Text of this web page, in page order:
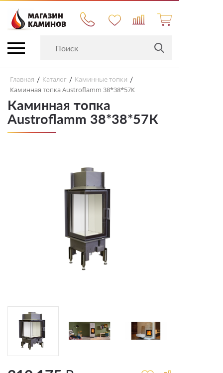
Главная / Каталог / Каминные топки /
Каминная топка Austroflamm 38*38*57К
Каминная топка
Austroflamm 38*38*57К